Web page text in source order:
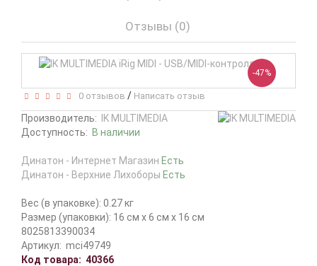
Отзывы (0)
-47%
0 отзывов / Написать отзыв
Производитель:
IK MULTIMEDIA
Доступность: В наличии
Динатон - Интернет Магазин Есть
Динатон - Верхние Лихоборы Есть
Вес (в упаковке): 0.27 кг
Размер (упаковки): 16 см x 6 см x 16 см
8025813390034
Артикул: mci49749
Код товара: 40366